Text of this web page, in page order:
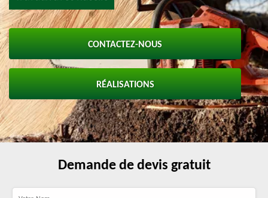
CONTACTEZ-NOUS
RÉALISATIONS
Demande de devis gratuit